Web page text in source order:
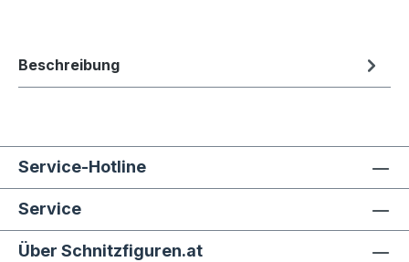
Beschreibung
Service-Hotline
Service
Über Schnitzfiguren.at